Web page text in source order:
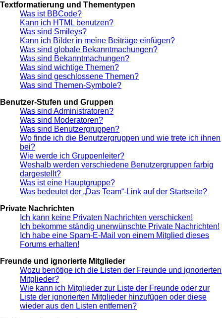
Textformatierung und Thementypen
Was ist BBCode?
Kann ich HTML benutzen?
Was sind Smileys?
Kann ich Bilder in meine Beiträge einfügen?
Was sind globale Bekanntmachungen?
Was sind Bekanntmachungen?
Was sind wichtige Themen?
Was sind geschlossene Themen?
Was sind Themen-Symbole?
Benutzer-Stufen und Gruppen
Was sind Administratoren?
Was sind Moderatoren?
Was sind Benutzergruppen?
Wo finde ich die Benutzergruppen und wie trete ich ihnen
bei?
Wie werde ich Gruppenleiter?
Weshalb werden verschiedene Benutzergruppen farbig
dargestellt?
Was ist eine Hauptgruppe?
Was bedeutet der „Das Team“-Link auf der Startseite?
Private Nachrichten
Ich kann keine Privaten Nachrichten verschicken!
Ich bekomme ständig unerwünschte Private Nachrichten!
Ich habe eine Spam-E-Mail von einem Mitglied dieses
Forums erhalten!
Freunde und ignorierte Mitglieder
Wozu benötige ich die Listen der Freunde und ignorierten
Mitglieder?
Wie kann ich Mitglieder zur Liste der Freunde oder zur
Liste der ignorierten Mitglieder hinzufügen oder diese
wieder aus den Listen entfernen?